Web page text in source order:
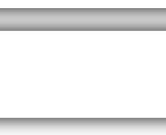
nyårsafton. Formen